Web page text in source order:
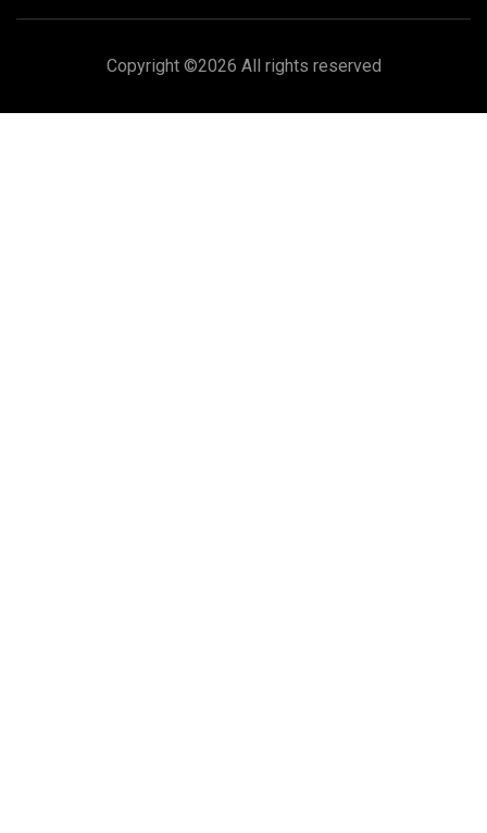
Copyright ©2026 All rights reserved